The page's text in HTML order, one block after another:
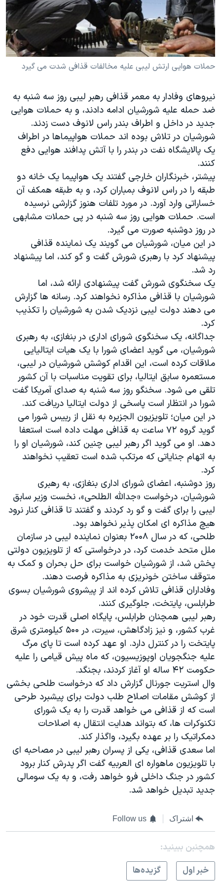
فرهنگ و زندگی
حقوق شهروندی
اقتصادی
علم و فناوری
گالری عکس
آرشیو پخش زنده
مستندها
انتخابات ریاست جمهوری آمریکا ۲۰۲۴
حمله جمهوری اسلامی به اسرائیل
رمز مهسا
اعتراضات زن، زندگی، آزادی
مجموعه مستندهای دادخواهی
تریبونال مردمی آبان ۹۸
دادگاه حمید نوری
قانون شفافیت دارائی کادر رهبری ایران
اعتراضات مردمی آبان ۹۸
اسرائیل در جنگ
نرگس محمدی برنده جایزه نوبل صلح
همایش محافظه‌کاران آمریکا «سی‌پک»
سفر پرزیدنت ترامپ به چین
دنبال کنید
حملات هوایی ارتش لیبی علیه مخالفات قذافی شدت می گیرد
نیروهای وفادار به معمر قذافی رهبر لیبی روز سه شنبه به
ضد حمله علیه شورشیان ادامه دادند، و به حملات هوایی
جدید در داخل و اطراف بندر راس لانوف دست زدند.
شورشیان در تلاش بوده اند حملات هواپیماها در اطراف
یک پالایشگاه نفت در بندر را با آتش پدافند هوایی دفع
کنند.
پیشتر، خبرنگاران خارجی گفتند یک هواپیما یک خانه دو
طبقه را در راس لانوف بمباران کرد، و به طبقه همکف آن
خساراتی وارد آورد. در مورد تلفات هنوز گزارشی نرسیده
است. حملات هوایی روز سه شنبه در پی حملات مشابهی
در روز دوشنبه صورت می گیرد.
در این میان، شورشیان می گویند یک نماینده قذافی
پیشنهاد کرد با رهبری شورش گفت و گو کند، اما پیشنهاد
رد شد.
یک سخنگوی شورش گفت پیشنهادی ارائه شد، اما
شورشیان با قذافی مذاکره نخواهند کرد. رسانه ها گزارش
می دهند دولت لیبی نزدیک شدن به شورشیان را تکذیب
کرد.
جداگانه، یک سخنگوی شورای اداری در بنغازی، به رهبری
شورشیان، می گوید اعضای شورا با یک هیات ایتالیایی
ملاقات کرده است، این اقدام کوشش شورشیان در لیبی،
مستعمره سابق ایتالیا، برای تقویت مناسبات با آن کشور
تلقی می شود. سخنگو روز سه شنبه به صدای آمریکا گفت
شورا در انتظار است پاسخی از دولت ایتالیا دریافت کند.
در این میان؛ تلویزیون الجزیره به نقل از رییس شورا می
گوید گروه ۷۲ ساعت به قذافی مهلت داده است استعفا
دهد. او می گوید اگر رهبر لیبی چنین کند، شورشیان او را
به اتهام جنایاتی که مرتکب شده است تعقیب نخواهند
کرد.
روز دوشنبه، اعضای شورای اداری بنغازی، به رهبری
شورشیان، درخواست «جدالله الطلحی»، نخست وزیر سابق
لیبی را برای گفت و گو رد کردند و گفتند تا قذافی کنار نرود
هیچ مذاکره ای امکان پذیر نخواهد بود.
طلحی، که در سال ۲۰۰۸ بعنوان نماینده لیبی در سازمان
ملل متحد خدمت کرد، در درخواستی که از تلویزیون دولتی
پخش شد، از شورشیان خواست برای حل بحران و کمک به
متوقف ساختن خونریزی به مذاکره فرصت دهند.
وفاداران قذافی تلاش کرده اند از پیشروی شورشیان بسوی
طرابلس، پایتخت، جلوگیری کنند.
رهبر لیبی همچنان طرابلس، پایگاه اصلی قدرت خود در
غرب کشور، و نیز زادگاهش، سیرت، در ۵۰۰ کیلومتری شرق
پایتخت را در کنترل دارد. او عهد کرده است تا پای مرگ
علیه جنگجویان اوپوزیسیون، که ماه پیش قیامی را علیه
حکومت ۴۲ ساله او آغاز کردند، بجنگد.
وال استریت جورنال گزارش داد که درخواست طلحی بخشی
از کوشش مقامات اصلاح طلب دولت برای پیشبرد طرحی
است که از قذافی می خواهد قدرت را به یک شورای
تکنوکرات ها، که بتواند هدایت انتقال به اصلاحات
دمکراتیک را بر عهده بگیرد، واگذار کند.
اما سعدی قذافی، یکی از پسران رهبر لیبی در مصاحبه ای
با تلویزیون ماهواره ای العربیه گفت اگر پدرش کنار برود
کشور در جنگ داخلی فرو خواهد رفت، و به یک سومالی
جدید تبدیل خواهد شد.
اشتراک Follow us
همچنبن ببینید:
خبر اول
گزيده‌ها